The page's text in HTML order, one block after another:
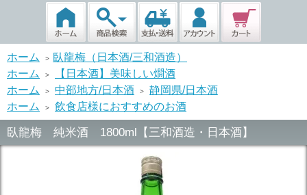
ホーム >
臥龍梅（日本酒/三和酒造）
ホーム
>
【日本酒】美味しい燗酒
ホーム
> 中部地方/日本酒 >
静岡県/日本酒
ホーム
> 飲食店様におすすめのお酒
臥龍梅 純米酒 1800ml【三和酒造・日本酒】